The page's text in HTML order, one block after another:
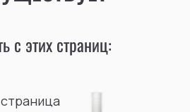
с этих страниц: